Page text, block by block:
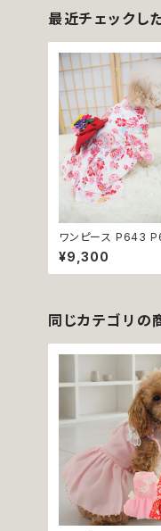
最近チェックし
ワンピース P643
ポリエステル 和柄 お
ウェア 犬 用 服 犬服
猫の服 ドッグ ウェ
いい 可愛い 返品交
¥9,300
同じカテゴリの